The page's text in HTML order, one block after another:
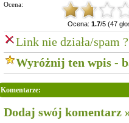
Ocena:
Ocena: 1.7/5 (47
Link nie działa/spam ?
Wyróżnij ten wpis -
Komentarze:
Dodaj swój komentarz